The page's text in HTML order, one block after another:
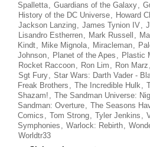
Spalletta, Guardians of the Galaxy,
History of the DC Universe, Howard
Jackson Lanzing, James Tynion IV,
Lisandro Estherren, Mark Russell ,
Kindt, Mike Mignola, Miracleman,
Johnson, Planet of the Apes , Plastic
Rocket Raccoon, Ron Lim , Ron Marz ,
Sgt Fury, Star Wars: Darth Vader -
Freak Brothers , The Incredible Hulk,
Shazam! , The Sandman Universe:
Sandman: Overture, The Seasons
Comics , Tom Strong, Tyler Jenkins ,
Symphonies , Warlock: Rebirth,
Worldtr33